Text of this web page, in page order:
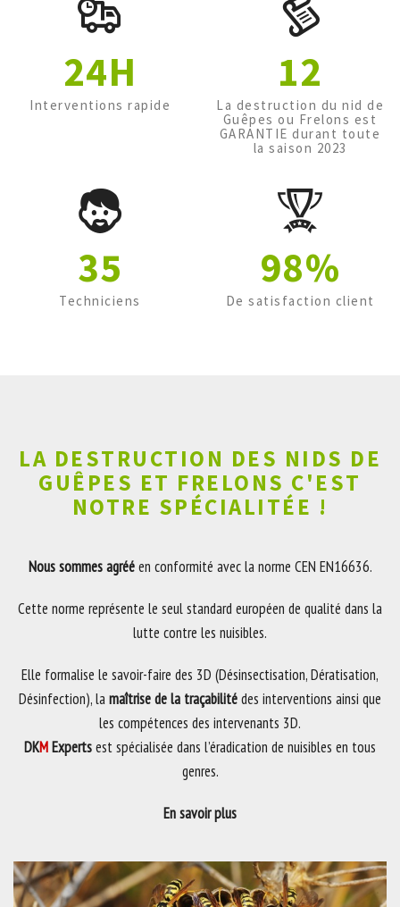
24H
Interventions rapide
12
La destruction du nid de
Guêpes ou Frelons est
GARANTIE durant toute
la saison 2023
35
Techniciens
98%
De satisfaction client
LA DESTRUCTION DES NIDS DE
GUÊPES ET FRELONS C'EST
NOTRE SPÉCIALITÉE !
Nous sommes agrééen conformité avec la norme CEN EN16636.
Cette norme représente le seul standard européen de qualité dans la
lutte contre les nuisibles.
Elle formalise le savoir-faire des 3D (Désinsectisation, Dératisation,
Désinfection), lamaîtrise de la traçabilitédes interventions ainsi que
les compétences des intervenants 3D.
DKMExpertsest spécialisée dans l’éradication de nuisibles en tous
genres.
En savoir plus